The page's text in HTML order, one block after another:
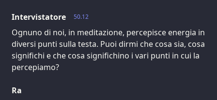
50.12
Intervistatore
Ognuno di noi, in meditazione, percepisce energia in
diversi punti sulla testa. Puoi dirmi che cosa sia, cosa
significhi e che cosa significhino i vari punti in cui la
percepiamo?
Ra